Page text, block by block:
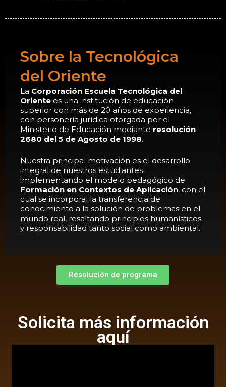
Sobre la Tecnológica
del Oriente
La Corporación Escuela Tecnológica del
Oriente es una institución de educación
superior con más de 20 años de experiencia,
con personería jurídica otorgada por el
Ministerio de Educación mediante resolución
2680 del 5 de Agosto de 1998.
Nuestra principal motivación es el desarrollo
integral de nuestros estudiantes
implementando el modelo pedagógico de
Formación en Contextos de Aplicación, con el
cual se incorporal la transferencia de
conocimiento a la solución de problemas en el
mundo real, resaltando principios humanísticos
y responsabilidad tanto social como ambiental.
Resolución de programa
Solicita más información
aquí